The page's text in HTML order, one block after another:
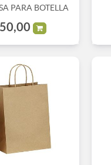
PARA BOTELLA
50,00